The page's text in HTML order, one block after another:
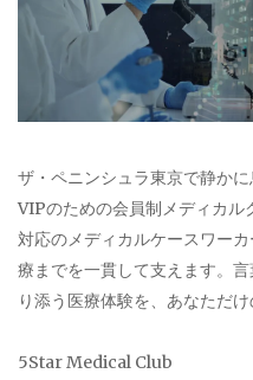
ザ・ペニンシュラ東京で静か
VIPのための会員制メディカル
対応のメディカルケースワー
療までを一貫して支えます。
り添う医療体験を、あなただけ
5Star Medical Club